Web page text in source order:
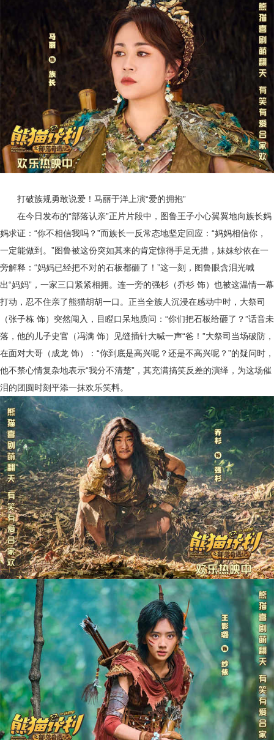
打破族规勇敢说爱！马丽于洋上演“爱的拥抱”
在今日发布的“部落认亲”正片片段中，图鲁王子小心翼翼地向族长妈
妈求证： “你不相信我吗？”而族长一反常态地坚定回应：“妈妈相信你，
一定能做到。”图鲁被这份突如其来的肯定惊得手足无措，妹妹纱依在一
旁解释：“妈妈已经把不对的石板都砸了！”这一刻，图鲁眼含泪光喊
出“妈妈”，一家三口紧紧相拥。连一旁的强杉（乔杉 饰）也被这温情一幕
打动，忍不住亲了熊猫胡胡一口。正当全族人沉浸在感动中时，大祭司
（张子栋 饰）突然闯入，目瞪口呆地质问：“你们把石板给砸了？”话音未
落，他的儿子史官（冯满 饰）见缝插针大喊一声“爸！”大祭司当场破防，
在面对大哥（成龙 饰）：“你到底是高兴呢？还是不高兴呢？”的疑问时，
他不禁心情复杂地表示“我分不清楚”，其充满搞笑反差的演绎，为这场催
泪的团圆时刻平添一抹欢乐笑料。